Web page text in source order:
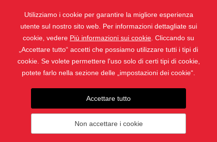
ISOTRA
CONTATTO
Utilizziamo i cookie per garantire la migliore esperienza
utente sul nostro sito web. Per informazioni dettagliate sui
cookie, vedere Più informazioni sui cookie . Cliccando su
„Accettare tutto“ accetti che possiamo utilizzare tutti i tipi di
cookie. Se volete permettere l'uso solo di certi tipi di cookie,
potete farlo nella sezione delle „impostazioni dei cookie“.
Accettare tutto
Non accettare i cookie